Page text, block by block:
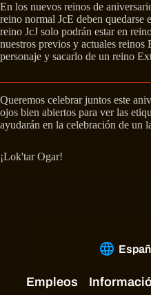
En los nuevos reinos de
reino normal JcE deben quedarse
reino JcJ solo podrán estar en
nuestros previos y actuales reinos
personaje y sacarlo de un reino
Queremos celebrar juntos este
ojos bien abiertos para ver las
ayudarán en la celebración de un
¡Lok'tar Ogar!